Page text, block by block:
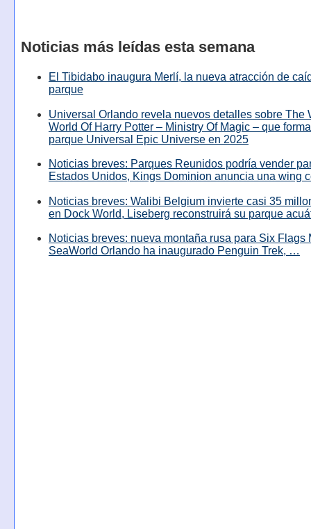
Noticias más leídas esta semana
El Tibidabo inaugura Merlí, la nueva atracción de
parque
Universal Orlando revela nuevos detalles sobre The
World Of Harry Potter – Ministry Of Magic – que
parque Universal Epic Universe en 2025
Noticias breves: Parques Reunidos podría vender
Estados Unidos, Kings Dominion anuncia una wing
Noticias breves: Walibi Belgium invierte casi 35
en Dock World, Liseberg reconstruirá su parque
Noticias breves: nueva montaña rusa para Six Flags
SeaWorld Orlando ha inaugurado Penguin Trek, …